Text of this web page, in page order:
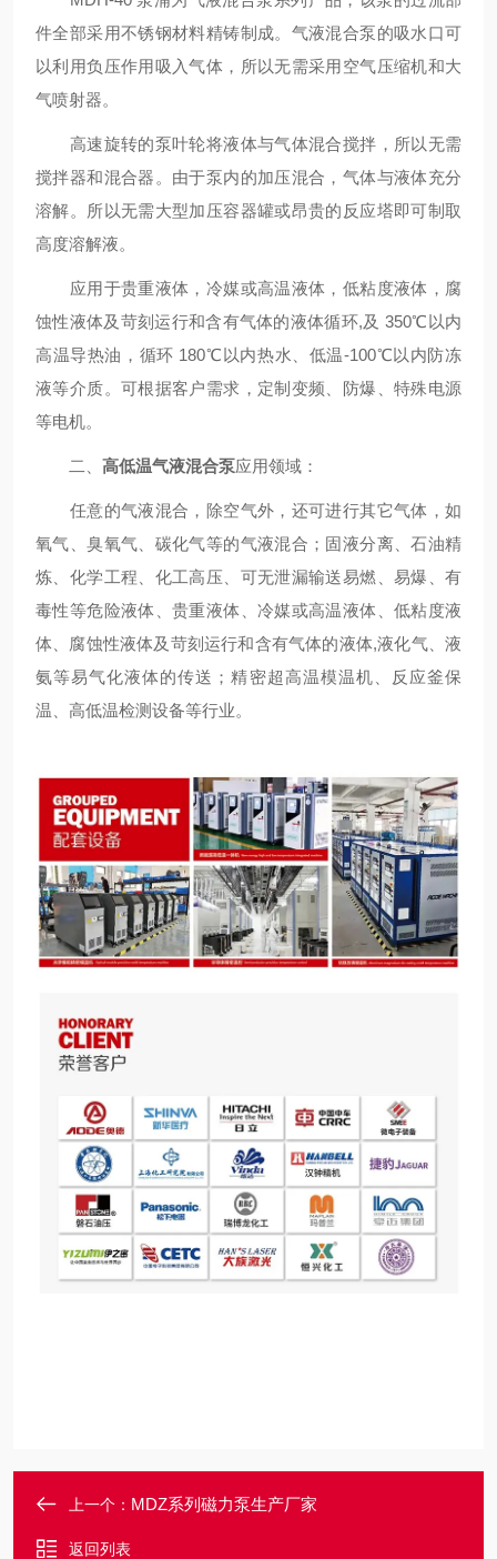
件全部采用不锈钢材料精铸制成。气液混合泵的吸水口可
以利用负压作用吸入气体，所以无需采用空气压缩机和大
气喷射器。
高速旋转的泵叶轮将液体与气体混合搅拌，所以无需
搅拌器和混合器。由于泵内的加压混合，气体与液体充分
溶解。所以无需大型加压容器罐或昂贵的反应塔即可制取
高度溶解液。
应用于贵重液体，冷媒或高温液体，低粘度液体，腐
蚀性液体及苛刻运行和含有气体的液体循环,及 350℃以内
高温导热油，循环 180℃以内热水、低温-100℃以内防冻
液等介质。可根据客户需求，定制变频、防爆、特殊电源
等电机。
二、 高低温气液混合泵应用领域：
任意的气液混合，除空气外，还可进行其它气体，如
氧气、臭氧气、碳化气等的气液混合；固液分离、石油精
炼、化学工程、化工高压、可无泄漏输送易燃、易爆、有
毒性等危险液体、贵重液体、冷媒或高温液体、低粘度液
体、腐蚀性液体及苛刻运行和含有气体的液体,液化气、液
氨等易气化液体的传送；精密超高温模温机、反应釜保
温、高低温检测设备等行业。
上一个： MDZ系列磁力泵生产厂家
返回列表